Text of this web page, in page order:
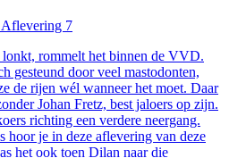
Aflevering 7
rommelt het binnen de VVD.
gesteund door veel mastodonten,
de rijen wél wanneer het moet. Daar
Johan Fretz, best jaloers op zijn.
richting een verdere neergang.
hoor je in deze aflevering van deze
het ook toen Dilan naar die